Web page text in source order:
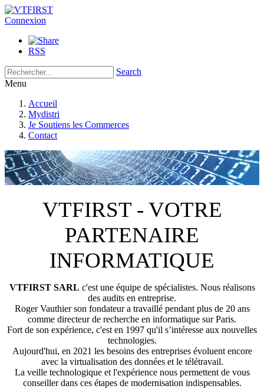
Connexion
RSS
Search
Menu
Accueil
Mydistri
Je Soutiens les Commerces
Contact
VTFIRST - VOTRE
PARTENAIRE
INFORMATIQUE
VTFIRST SARL c'est une équipe de spécialistes. Nous réalisons
des audits en entreprise.
Roger Vauthier son fondateur a travaillé pendant plus de 20 ans
comme directeur de recherche en informatique sur Paris.
Fort de son expérience, c'est en 1997 qu'il s’intéresse aux nouvelles
technologies.
Aujourd'hui, en 2021 les besoins des entreprises évoluent encore
avec la virtualisation des données et le télétravail.
La veille technologique et l'expérience nous permettent de vous
conseiller dans ces étapes de modernisation indispensables.